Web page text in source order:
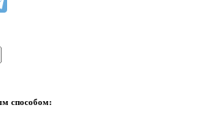
способом: